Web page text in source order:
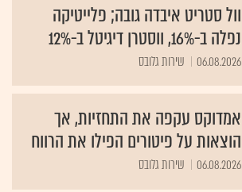
וול סטריט איבדה גובה; פלייטיקה
נפלה ב-16%, ווסטרן דיגיטל ב-12%
06.08.2026 שירות גלובס
אמדוקס עקפה את התחזיות, אך
הוצאות על פיטורים הפילו את הרווח
06.08.2026 שירות גלובס